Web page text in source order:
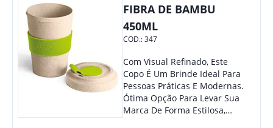
FIBRA DE BAMBU
450ML
COD.:347
Com Visual Refinado, Este
Copo É Um Brinde Ideal Para
Pessoas Práticas E Modernas.
Ótima Opção Para Levar Sua
Marca De Forma Estilosa,